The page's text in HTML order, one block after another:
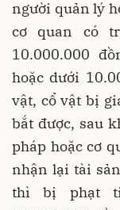
người quản lý
cơ quan có
10.000.000
hoặc dưới
vật, cổ vật bị
bắt được, sau
pháp hoặc cơ
nhận lại tài
thì bị phạt